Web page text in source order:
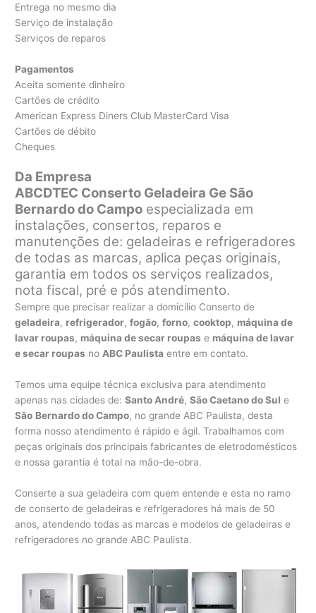
Entrega no mesmo dia
Serviço de instalação
Serviços de reparos
Pagamentos
Aceita somente dinheiro
Cartões de crédito
American Express Diners Club MasterCard Visa
Cartões de débito
Cheques
Da Empresa
ABCDTEC Conserto Geladeira Ge São
Bernardo do Campo especializada em
instalações, consertos, reparos e
manutenções de: geladeiras e refrigeradores
de todas as marcas, aplica peças originais,
garantia em todos os serviços realizados,
nota fiscal, pré e pós atendimento.
Sempre que precisar realizar a domicílio Conserto de
geladeira, refrigerador,fogão,forno,cooktop, máquina de
lavar roupas, máquina de secar roupas e máquina de lavar
e secar roupas noABC Paulista entre em contato.
Temos uma equipe técnica exclusiva para atendimento
apenas nas cidades de:Santo André,São Caetano do Sul e
São Bernardo do Campo, no grande ABC Paulista, desta
forma nosso atendimento é rápido e ágil. Trabalhamos com
peças originais dos principais fabricantes de eletrodomésticos
e nossa garantia é total na mão-de-obra.
Conserte a sua geladeira com quem entende e esta no ramo
de conserto de geladeiras e refrigeradores há mais de 50
anos, atendendo todas as marcas e modelos de geladeiras e
refrigeradores no grande ABC Paulista.